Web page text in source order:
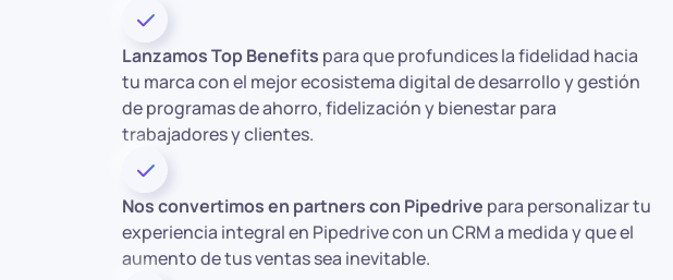
Lanzamos Top Benefits para que profundices la fidelidad hacia
tu marca con el mejor ecosistema digital de desarrollo y gestión
de programas de ahorro, fidelización y bienestar para
trabajadores y clientes.
Nos convertimos en partners con Pipedrive para personalizar tu
experiencia integral en Pipedrive con un CRM a medida y que el
aumento de tus ventas sea inevitable.